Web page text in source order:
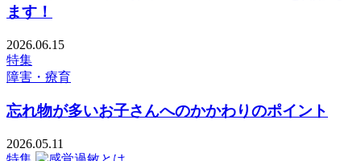
ます！
2026.06.15
特集
障害・療育
忘れ物が多いお子さんへのかかわりのポイント
2026.05.11